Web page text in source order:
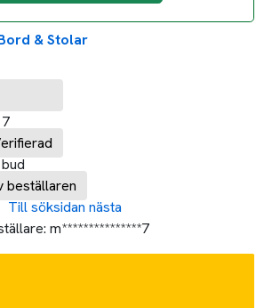
& Stolar
beställaren
Till söksidan nästa
m***************7